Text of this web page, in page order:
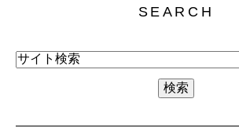
SEARCH